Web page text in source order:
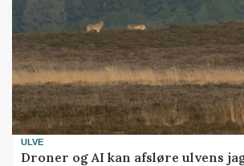
ULVE
Droner og AI kan afsløre ulvens